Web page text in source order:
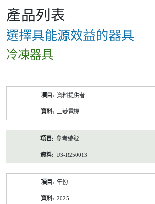
產品列表
選擇具能源效益的器具
冷凍器具
資料提供者
三菱電機
參考編號
U3-R250013
年份
2025